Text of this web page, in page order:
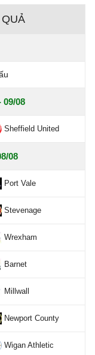
09/08
Sheffield United
08
Port Vale
Stevenage
Wrexham
Barnet
Millwall
Newport County
Wigan Athletic